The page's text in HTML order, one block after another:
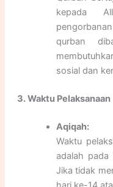
kepada
qurban
sosial dan
3. Waktu Pelaksanaan
Aqiqah:
Waktu
adalah
Jika tidak